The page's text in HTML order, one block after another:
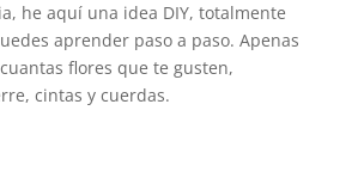
he aquí una idea DIY, totalmente
aprender paso a paso. Apenas
flores que te gusten,
cintas y cuerdas.